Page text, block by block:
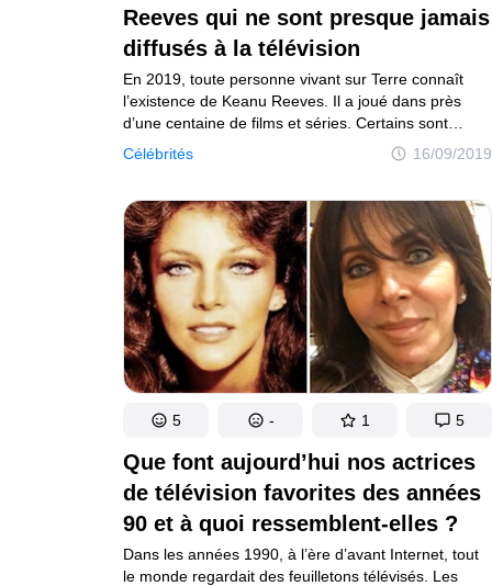
Reeves qui ne sont presque jamais
diffusés à la télévision
Célébrités 16/09/2019
En 2019, toute personne vivant sur Terre connaît
l’existence de Keanu Reeves. Il a joué dans près
d’une centaine de films et séries. Certains sont
diffusés en boucle à la télévision, au point de devenir
de véritables classiques du cinéma international
Wick). Mais pour une raison qui nous échappe,
certaines chaînes de télévision n’apprécient pas ses
autres films, bien qu’ils aient un scénario surprenant,
de bonnes évaluations et de nombreuses critiques
positives...
Que font aujourd’hui nos actrices
de télévision favorites des années
90 et à quoi ressemblent-elles ?
Dans les années 1990, à l’ère d’avant Internet, tout
le monde regardait des feuilletons télévisés. Les
5 - 1 5